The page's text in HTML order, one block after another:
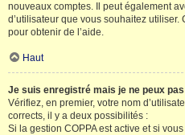
nouveaux comptes. Il peut également
d’utilisateur que vous souhaitez
pour obtenir de l’aide.
Haut
Je suis enregistré mais je ne peux
Vérifiez, en premier, votre nom
corrects, il y a deux possibilités :
Si la gestion COPPA est active et si